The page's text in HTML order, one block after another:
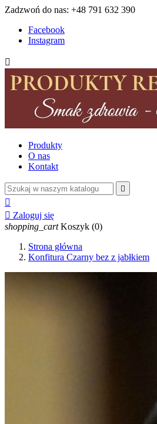
Zadzwoń do nas: +48 791 632 390
Facebook
Instagram

Produkty
O nas
Kontakt


 Zaloguj się
shopping_cart Koszyk (0)
Strona główna
Konfitura Czarny bez z jabłkiem